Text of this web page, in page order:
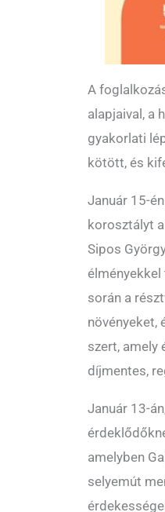
A
alapjaival, a
gyakorlati
kötött, és
Január 15-
korosztályt a
Sipos
során a
növényeket,
szert, amely
díjmentes,
Január 13-
amelyben
selyemút